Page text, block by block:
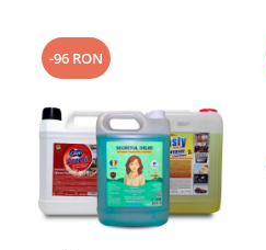
-96 RON